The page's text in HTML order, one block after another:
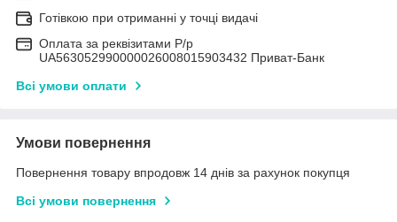
Готівкою при отриманні у точці видачі
Оплата за реквізитами Р/р
UA563052990000026008015903432 Приват-Банк
Всі умови оплати
Умови повернення
Повернення товару впродовж 14 днів за рахунок покупця
Всі умови повернення